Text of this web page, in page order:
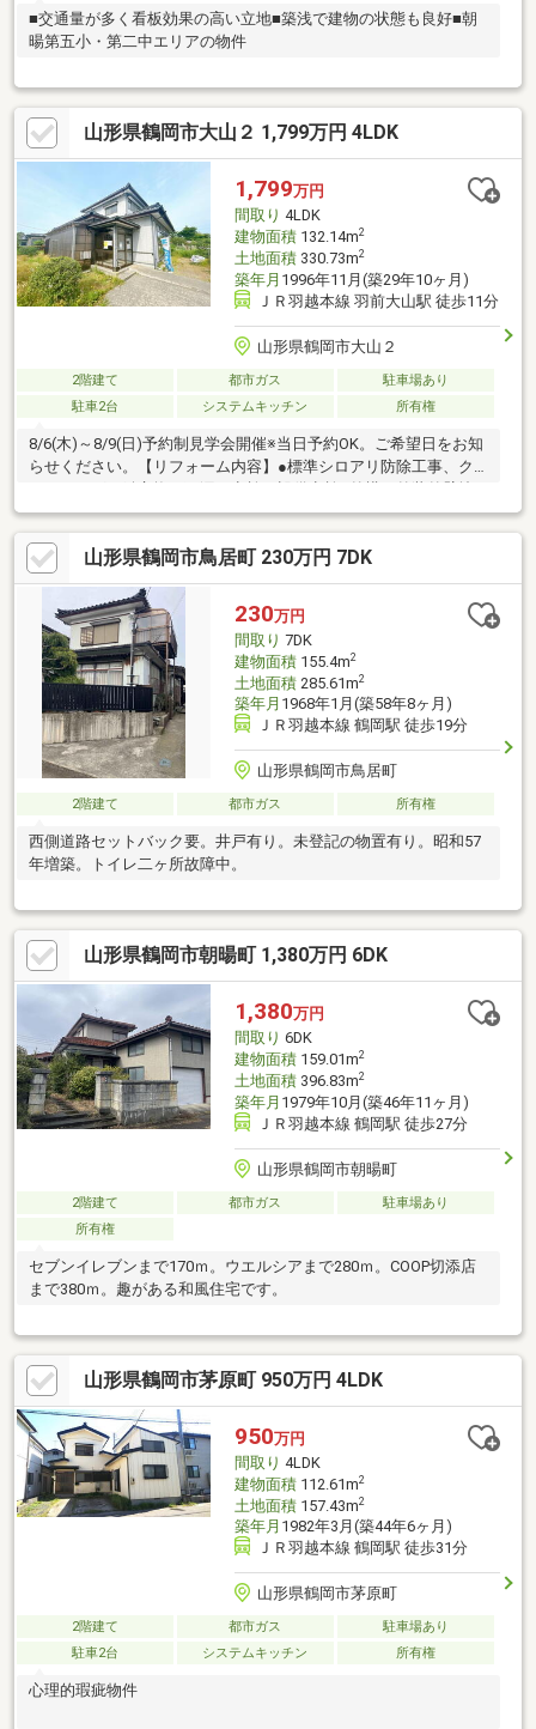
■交通量が多く看板効果の高い立地■築浅で建物の状態も良好■朝
暘第五小・第二中エリアの物件
山形県鶴岡市大山２ 1,799万円 4LDK
1,799万円
間取り 4LDK
建物面積132.14m2
土地面積330.73m2
築年月 1996年11月(築29年10ヶ月)
ＪＲ羽越本線 羽前大山駅 徒歩11分
山形県鶴岡市大山２
2階建て 都市ガス
駐車場あり
駐車2台
システムキッチン 所有権
8/6(木)～8/9(日)予約制見学会開催※当日予約OK。ご希望日をお知
らせください。【リフォーム内容】●標準シロアリ防除工事、ク
リーニング、鍵交換、雨漏り点検、設備点検●外構・外装外壁塗
装or張替●水回りシステムキッチン交換、ユニットバス交換、トイ
レ交換、洗面化粧台交換●内装間取変更、クロス張替え、畳表替
え【おすすめポイント】・本物件は条件により住宅ローン減税が
適用されます。・雨漏り、構造上主要な部分の欠陥や・腐食、給
排水管の故障や漏水についてお引渡しより２年間保証・シロアリ
防除工事施工後5年間保証・新品の照明器具設置予定なので入居後
にすぐに生活が始
山形県鶴岡市鳥居町 230万円 7DK
230万円
間取り 7DK
建物面積155.4m2
土地面積285.61m2
築年月 1968年1月(築58年8ヶ月)
ＪＲ羽越本線 鶴岡駅 徒歩19分
山形県鶴岡市鳥居町
2階建て 都市ガス 所有権
西側道路セットバック要。井戸有り。未登記の物置有り。昭和57
年増築。トイレ二ヶ所故障中。
山形県鶴岡市朝暘町 1,380万円 6DK
1,380万円
間取り 6DK
建物面積159.01m2
土地面積396.83m2
築年月 1979年10月(築46年11ヶ月)
ＪＲ羽越本線 鶴岡駅 徒歩27分
山形県鶴岡市朝暘町
2階建て 都市ガス
駐車場あり
所有権
セブンイレブンまで170ｍ。ウエルシアまで280ｍ。COOP切添店
まで380ｍ。趣がある和風住宅です。
山形県鶴岡市茅原町 950万円 4LDK
950万円
間取り 4LDK
建物面積112.61m2
土地面積157.43m2
築年月 1982年3月(築44年6ヶ月)
ＪＲ羽越本線 鶴岡駅 徒歩31分
山形県鶴岡市茅原町
2階建て 都市ガス
駐車場あり
駐車2台
システムキッチン 所有権
心理的瑕疵物件